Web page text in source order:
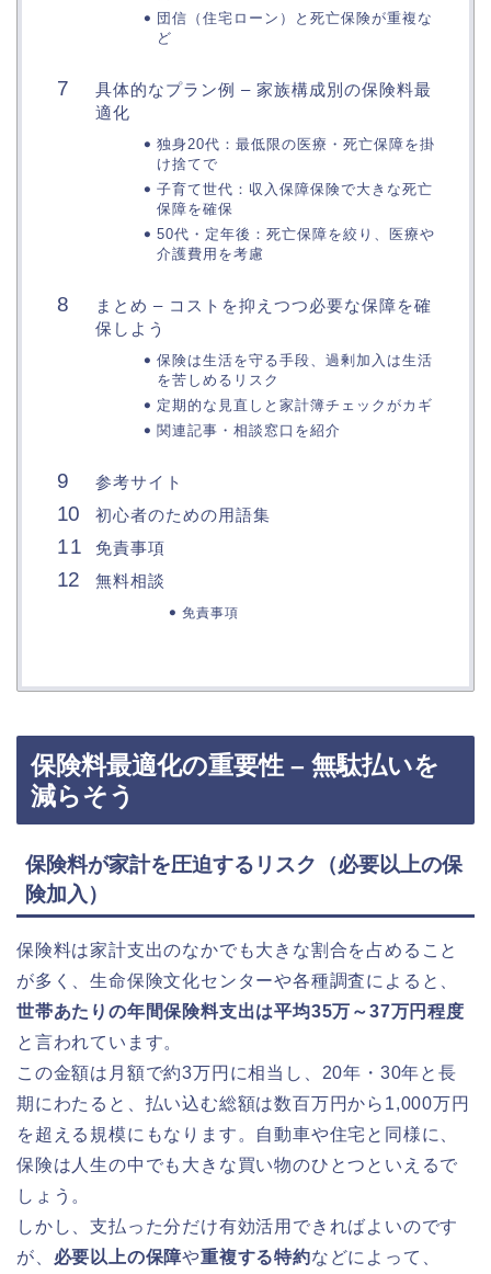
団信（住宅ローン）と死亡保険が重複な
ど
具体的なプラン例 – 家族構成別の保険料最
適化
独身20代：最低限の医療・死亡保障を掛
け捨てで
子育て世代：収入保障保険で大きな死亡
保障を確保
50代・定年後：死亡保障を絞り、医療や
介護費用を考慮
まとめ – コストを抑えつつ必要な保障を確
保しよう
保険は生活を守る手段、過剰加入は生活
を苦しめるリスク
定期的な見直しと家計簿チェックがカギ
関連記事・相談窓口を紹介
参考サイト
初心者のための用語集
免責事項
無料相談
免責事項
保険料最適化の重要性 – 無駄払いを
減らそう
保険料が家計を圧迫するリスク（必要以上の保
険加入）
保険料は家計支出のなかでも大きな割合を占めること
が多く、生命保険文化センターや各種調査によると、
世帯あたりの年間保険料支出は平均35万～37万円程度
と言われています。
この金額は月額で約3万円に相当し、20年・30年と長
期にわたると、払い込む総額は数百万円から1,000万円
を超える規模にもなります。自動車や住宅と同様に、
保険は人生の中でも大きな買い物のひとつといえるで
しょう。
しかし、支払った分だけ有効活用できればよいのです
が、 必要以上の保障や重複する特約などによって、